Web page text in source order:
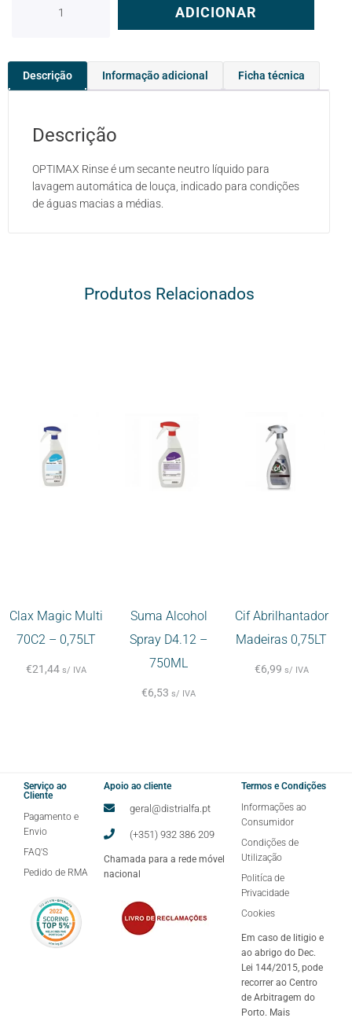
ADICIONAR
Descrição Informação adicional Ficha técnica
Descrição
OPTIMAX Rinse é um secante neutro líquido para
lavagem automática de louça, indicado para condições
de águas macias a médias.
Produtos Relacionados
Clax Magic Multi
70C2 – 0,75LT
€21,44 s/ IVA
Suma Alcohol
Spray D4.12 –
750ML
€6,53 s/ IVA
Cif Abrilhantador
Madeiras 0,75LT
€6,99 s/ IVA
Serviço ao
Cliente
Pagamento e
Envio
FAQ'S
Pedido de RMA
Apoio ao cliente
geral@distrialfa.pt
(+351) 932 386 209
Chamada para a rede móvel
nacional
Termos e Condições
Informações ao
Consumidor
Condições de
Utilização
Politíca de
Privacidade
Cookies
Em caso de litigio e
ao abrigo do Dec.
Lei 144/2015, pode
recorrer ao Centro
de Arbitragem do
Porto. Mais